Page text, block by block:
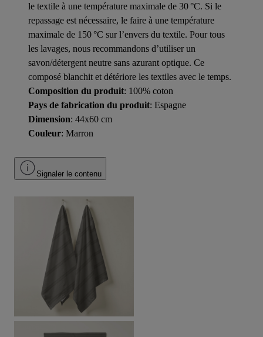
le textile à une température maximale de 30 °C. Si le
repassage est nécessaire, le faire à une température
maximale de 150 °C sur l’envers du textile. Pour tous
les lavages, nous recommandons d’utiliser un
savon/détergent neutre sans azurant optique. Ce
composé blanchit et détériore les textiles avec le temps.
Composition du produit: 100% coton
Pays de fabrication du produit: Espagne
Dimension: 44x60 cm
Couleur: Marron
Signaler le contenu